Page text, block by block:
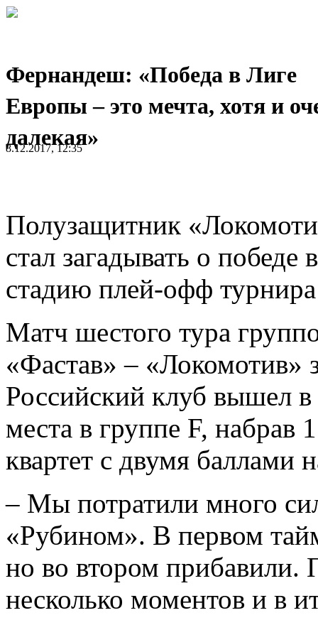
Фернандеш: «Победа в Лиге
Европы – это мечта, хотя и
далекая»
8.12.2017, 12:35
Полузащитник
стал загадывать о
стадию плей-офф
Матч шестого тура
«Фастав» – «Локомотив»
Российский клуб вышел
места в группе F, набрав
квартет с двумя баллами
– Мы потратили много
«Рубином». В первом
но во втором прибавили.
несколько моментов и в